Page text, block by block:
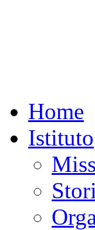
Home
Istituto